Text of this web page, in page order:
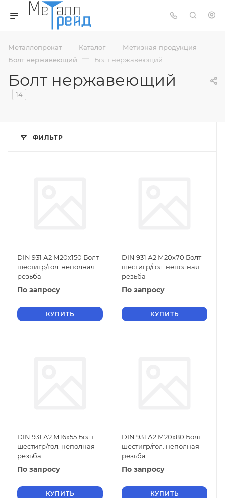
Металлопрокат — Каталог — Метизная продукция —
Болт нержавеющий — Болт нержавеющий
Болт нержавеющий
14
ФИЛЬТР
DIN 931 А2 М20х150 Болт
шестигр/гол. неполная
резьба
По запросу
КУПИТЬ
DIN 931 А2 М20х70 Болт
шестигр/гол. неполная
резьба
По запросу
КУПИТЬ
DIN 931 А2 М16х55 Болт
шестигр/гол. неполная
резьба
По запросу
КУПИТЬ
DIN 931 А2 М20х80 Болт
шестигр/гол. неполная
резьба
По запросу
КУПИТЬ